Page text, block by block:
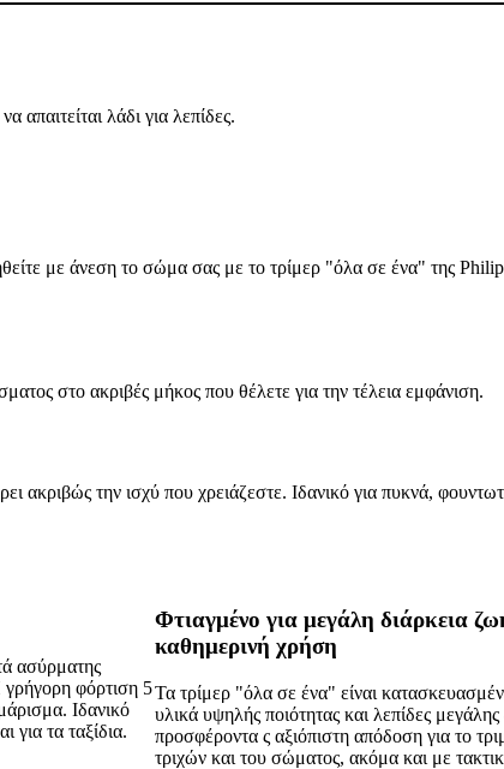
απαιτείται λάδι για λεπίδες.
με άνεση το σώμα σας με το τρίμερ "όλα σε ένα" της
στο ακριβές μήκος που θέλετε για την τέλεια εμφάνιση.
την ισχύ που χρειάζεστε. Ιδανικό για πυκνά,
ασύρματης
φόρτιση 5
Ιδανικό
για τα ταξίδια.
Φτιαγμένο για μεγάλη διάρκεια
καθημερινή χρήση
Τα τρίμερ "όλα σε ένα" είναι
υλικά υψηλής ποιότητας και λεπίδες μεγάλης
προσφέροντα ς αξιόπιστη απόδοση για το
τριχών και του σώματος, ακόμα και με